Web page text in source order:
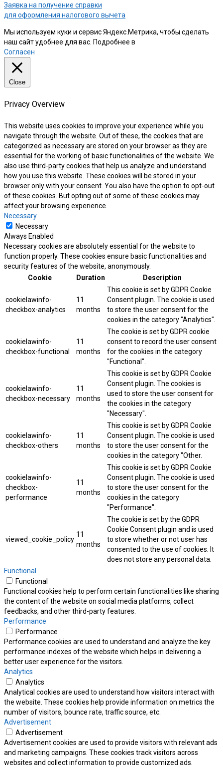
Заявка на получение справки
для оформления налогового вычета
Мы используем куки и сервис Яндекс.Метрика, чтобы сделать
наш сайт удобнее для вас. Подробнее в
Согласен
Close
Privacy Overview
This website uses cookies to improve your experience while you
navigate through the website. Out of these, the cookies that are
categorized as necessary are stored on your browser as they are
essential for the working of basic functionalities of the website. We
also use third-party cookies that help us analyze and understand
how you use this website. These cookies will be stored in your
browser only with your consent. You also have the option to opt-out
of these cookies. But opting out of some of these cookies may
affect your browsing experience.
Necessary
Necessary
Always Enabled
Necessary cookies are absolutely essential for the website to
function properly. These cookies ensure basic functionalities and
security features of the website, anonymously.
Cookie
Duration Description
cookielawinfo-
checkbox-analytics
11
months
This cookie is set by GDPR Cookie
Consent plugin. The cookie is used
to store the user consent for the
cookies in the category "Analytics".
cookielawinfo-
checkbox-functional
11
months
The cookie is set by GDPR cookie
consent to record the user consent
for the cookies in the category
"Functional".
cookielawinfo-
checkbox-necessary
11
months
This cookie is set by GDPR Cookie
Consent plugin. The cookies is
used to store the user consent for
the cookies in the category
"Necessary".
cookielawinfo-
checkbox-others
11
months
This cookie is set by GDPR Cookie
Consent plugin. The cookie is used
to store the user consent for the
cookies in the category "Other.
cookielawinfo-
checkbox-
performance
11
months
This cookie is set by GDPR Cookie
Consent plugin. The cookie is used
to store the user consent for the
cookies in the category
"Performance".
viewed_cookie_policy
11
months
The cookie is set by the GDPR
Cookie Consent plugin and is used
to store whether or not user has
consented to the use of cookies. It
does not store any personal data.
Functional
Functional
Functional cookies help to perform certain functionalities like sharing
the content of the website on social media platforms, collect
feedbacks, and other third-party features.
Performance
Performance
Performance cookies are used to understand and analyze the key
performance indexes of the website which helps in delivering a
better user experience for the visitors.
Analytics
Analytics
Analytical cookies are used to understand how visitors interact with
the website. These cookies help provide information on metrics the
number of visitors, bounce rate, traffic source, etc.
Advertisement
Advertisement
Advertisement cookies are used to provide visitors with relevant ads
and marketing campaigns. These cookies track visitors across
websites and collect information to provide customized ads.